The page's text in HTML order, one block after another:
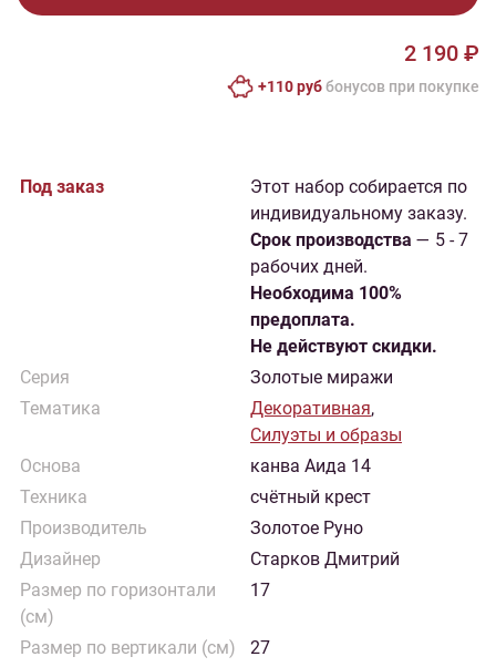
2 190 ₽
+110 руббонусов при покупке
Под заказ
Этот набор собирается по
индивидуальному заказу.
Cрок производства — 5 - 7
рабочих дней.
Необходима 100%
предоплата.
Не действуют скидки.
Серия
Золотые миражи
Тематика
Декоративная,
Силуэты и образы
Основа
канва Аида 14
Техника
счётный крест
Производитель
Золотое Руно
Дизайнер
Старков Дмитрий
Размер по горизонтали
(см)
17
Размер по вертикали (см)
27